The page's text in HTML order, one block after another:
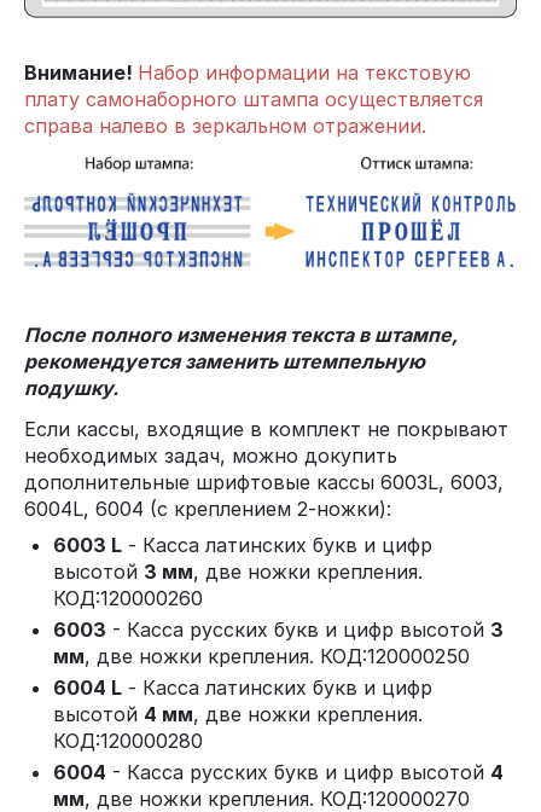
Внимание! Набор информации на текстовую
плату самонаборного штампа осуществляется
справа налево в зеркальном отражении.
После полного изменения текста в штампе,
рекомендуется заменить штемпельную
подушку.
Если кассы, входящие в комплект не покрывают
необходимых задач, можно докупить
дополнительные шрифтовые кассы 6003L, 6003,
6004L, 6004 (с креплением 2-ножки):
6003 L - Касса латинских букв и цифр
высотой 3 мм, две ножки крепления.
КОД:120000260
6003 - Касса русских букв и цифр высотой 3
мм, две ножки крепления. КОД:120000250
6004 L - Касса латинских букв и цифр
высотой 4 мм, две ножки крепления.
КОД:120000280
6004 - Касса русских букв и цифр высотой 4
мм, две ножки крепления. КОД:120000270